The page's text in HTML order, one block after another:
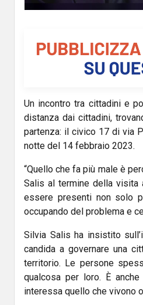
Un incontro tra cittadini e
distanza dai cittadini,
partenza: il civico 17 di via
notte del 14 febbraio 2023.
“Quello che fa più male è
Salis al termine della visita
essere presenti non solo
occupando del problema e
Silvia Salis ha insistito
candida a governare una
territorio. Le persone
qualcosa per loro. È
interessa quello che vivono